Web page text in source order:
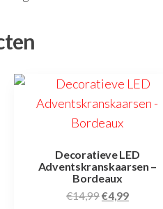
Decoratieve LED
Adventskranskaarsen –
Bordeaux
€14,99€4,99Huidige